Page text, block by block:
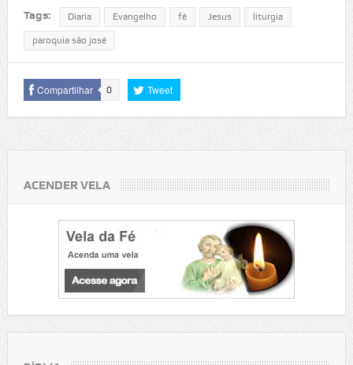
Tags: Diaria Evangelho fé Jesus liturgia
paroquia são josé
Compartilhar 0 Tweet
ACENDER VELA